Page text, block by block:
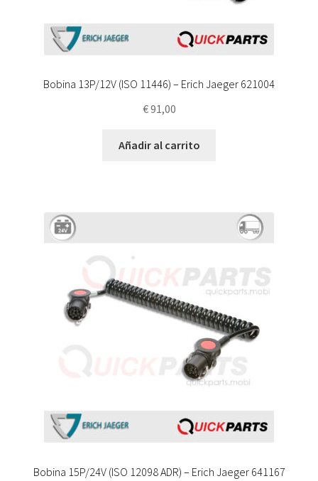
Bobina 13P/12V (ISO 11446) – Erich Jaeger 621004
€91,00
Añadir al carrito
Bobina 15P/24V (ISO 12098 ADR) – Erich Jaeger 641167